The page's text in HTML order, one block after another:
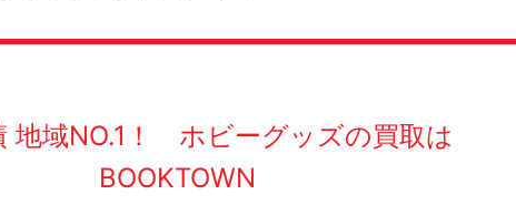
地域NO.1！ ホビーグッズの買取は
BOOKTOWN